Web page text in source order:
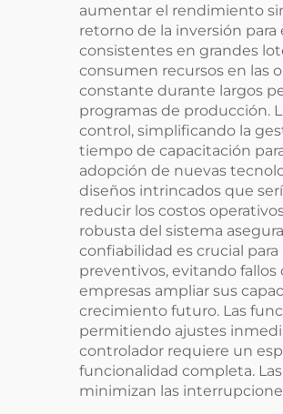
aumentar el rendimiento
retorno de la inversión
consistentes en grandes
consumen recursos en las
constante durante largos
programas de producción.
control, simplificando la
tiempo de capacitación
adopción de nuevas
diseños intrincados que
reducir los costos
robusta del sistema
confiabilidad es crucial
preventivos, evitando fallos
empresas ampliar sus
crecimiento futuro. Las
permitiendo ajustes
controlador requiere un
funcionalidad completa.
minimizan las